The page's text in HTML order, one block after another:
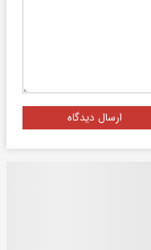
ارسال دیدگاه